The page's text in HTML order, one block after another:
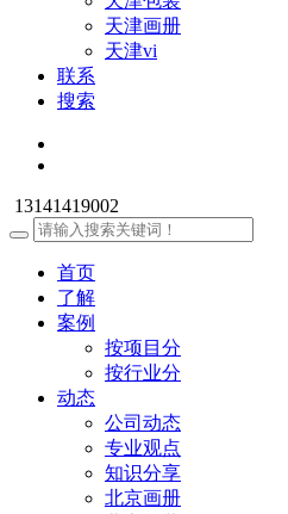
天津画册
天津vi
联系
搜索
13141419002
首页
了解
案例
按项目分
按行业分
动态
公司动态
专业观点
知识分享
北京画册